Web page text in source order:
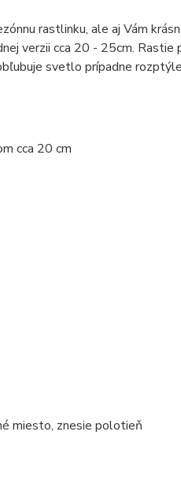
rastlinku, ale aj Vám
verzii cca 20 - 25cm.
svetlo prípadne
cca 20 cm
miesto, znesie polotieň